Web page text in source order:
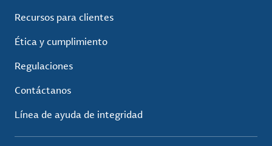
Recursos para clientes
Ética y cumplimiento
Regulaciones
Contáctanos
Línea de ayuda de integridad